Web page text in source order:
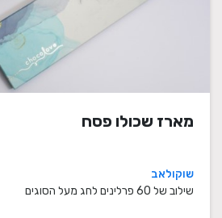
מארז שכולו פסח
שוקולאב
שילוב של 60 פרלינים לחג מעל הסוגים